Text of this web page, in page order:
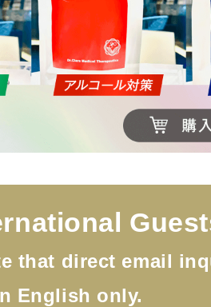
that direct email
English only.